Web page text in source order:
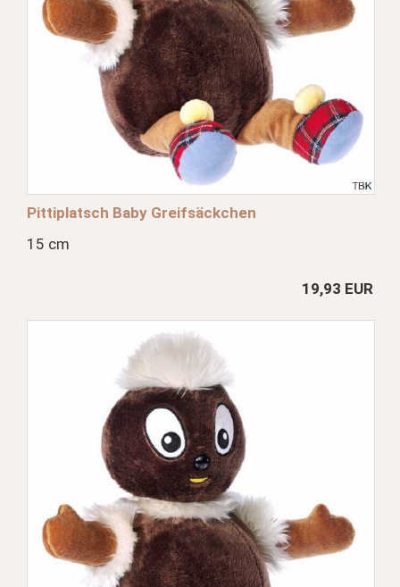
Pittiplatsch Baby Greifsäckchen
15 cm
19,93 EUR